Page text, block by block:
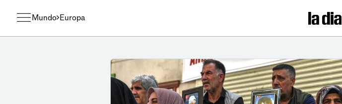
Mundo Europa